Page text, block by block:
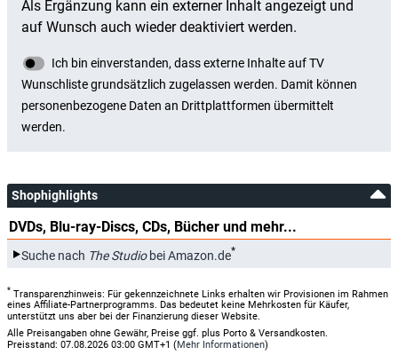
Shophighlights
DVDs, Blu-ray-Discs, CDs, Bücher und mehr...
Suche nach The Studiobei Amazon.de*
* Transparenzhinweis: Für gekennzeichnete Links erhalten wir Provisionen im Rahmen
eines Affiliate-Partnerprogramms. Das bedeutet keine Mehrkosten für Käufer,
unterstützt uns aber bei der Finanzierung dieser Website.
Alle Preisangaben ohne Gewähr, Preise ggf. plus Porto & Versandkosten.
Preisstand: 07.08.2026 03:00 GMT+1 (Mehr Informationen)